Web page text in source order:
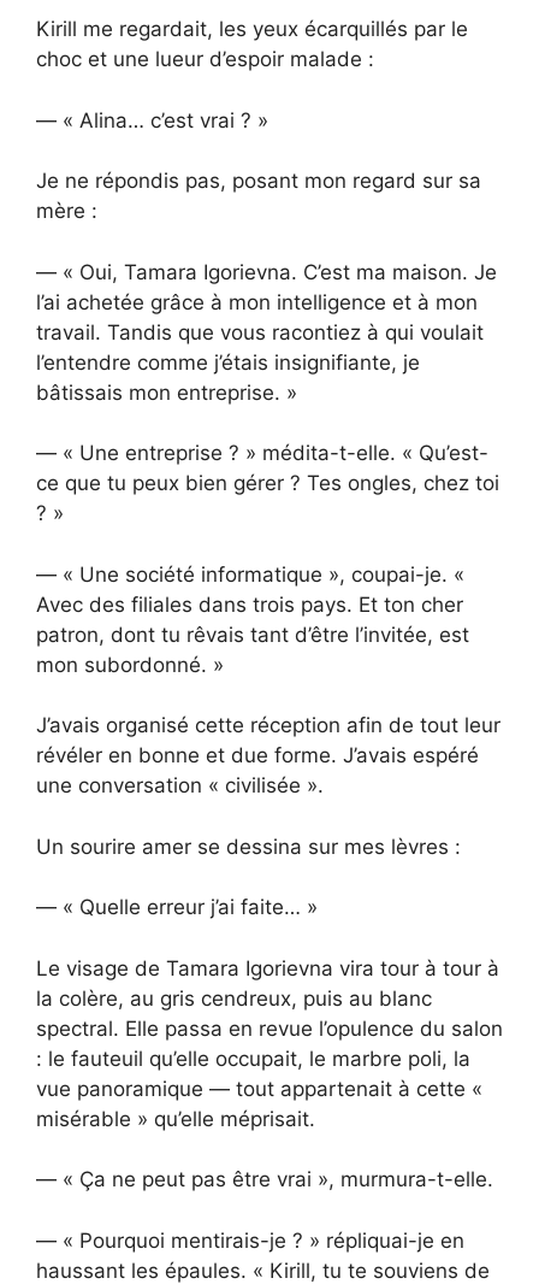
Kirill me regardait, les yeux écarquillés par le
choc et une lueur d’espoir malade :
— « Alina… c’est vrai ? »
Je ne répondis pas, posant mon regard sur sa
mère :
— « Oui, Tamara Igorievna. C’est ma maison. Je
l’ai achetée grâce à mon intelligence et à mon
travail. Tandis que vous racontiez à qui voulait
l’entendre comme j’étais insignifiante, je
bâtissais mon entreprise. »
— « Une entreprise ? » médita-t-elle. « Qu’est-
ce que tu peux bien gérer ? Tes ongles, chez toi
? »
— « Une société informatique », coupai-je. «
Avec des filiales dans trois pays. Et ton cher
patron, dont tu rêvais tant d’être l’invitée, est
mon subordonné. »
J’avais organisé cette réception afin de tout leur
révéler en bonne et due forme. J’avais espéré
une conversation « civilisée ».
Un sourire amer se dessina sur mes lèvres :
— « Quelle erreur j’ai faite… »
Le visage de Tamara Igorievna vira tour à tour à
la colère, au gris cendreux, puis au blanc
spectral. Elle passa en revue l’opulence du salon
: le fauteuil qu’elle occupait, le marbre poli, la
vue panoramique — tout appartenait à cette «
misérable » qu’elle méprisait.
— « Ça ne peut pas être vrai », murmura-t-elle.
— « Pourquoi mentirais-je ? » répliquai-je en
haussant les épaules. « Kirill, tu te souviens de